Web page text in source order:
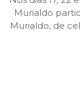
Murialdo
Murialdo, de